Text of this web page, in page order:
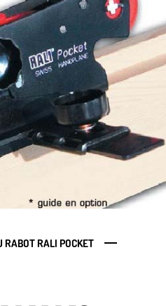
RABOT RALI POCKET